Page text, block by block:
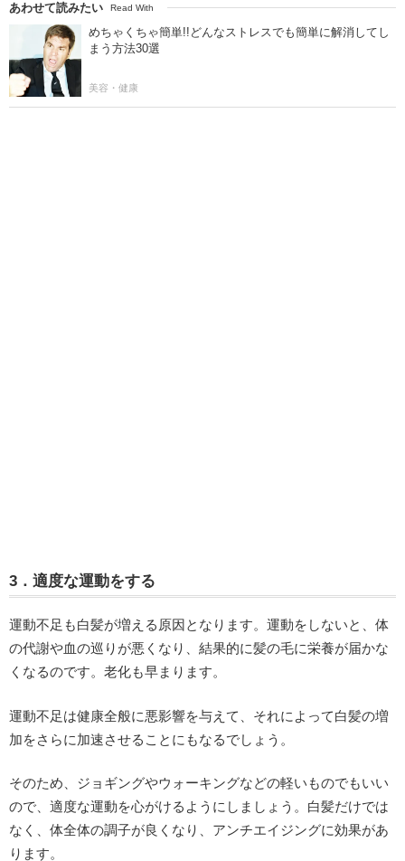
あわせて読みたい Read With
めちゃくちゃ簡単!!どんなストレスでも簡単に解消してし
まう方法30選
美容・健康
3．適度な運動をする
運動不足も白髪が増える原因となります。運動をしないと、体
の代謝や血の巡りが悪くなり、結果的に髪の毛に栄養が届かな
くなるのです。老化も早まります。
運動不足は健康全般に悪影響を与えて、それによって白髪の増
加をさらに加速させることにもなるでしょう。
そのため、ジョギングやウォーキングなどの軽いものでもいい
ので、適度な運動を心がけるようにしましょう。白髪だけでは
なく、体全体の調子が良くなり、アンチエイジングに効果があ
ります。